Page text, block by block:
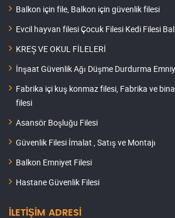
Balkon için file, Balkon için güvenlik filesi
Evcil hayvan filesi Çocuk Filesi Kedi Filesi
KREŞ VE OKUL FİLELERİ
İnşaat Güvenlik Ağı Düşme Durdurma
Fabrika içi kuş konmaz filesi, Fabrika ve
filesi
Asansör Boşluğu Filesi
Güvenlik Filesi İmalat , Satış ve Montajı
Balkon Emniyet Filesi
Hastane Güvenlik Filesi
İLETİŞİM ADRESİ